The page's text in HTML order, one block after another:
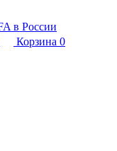
Корзина 0